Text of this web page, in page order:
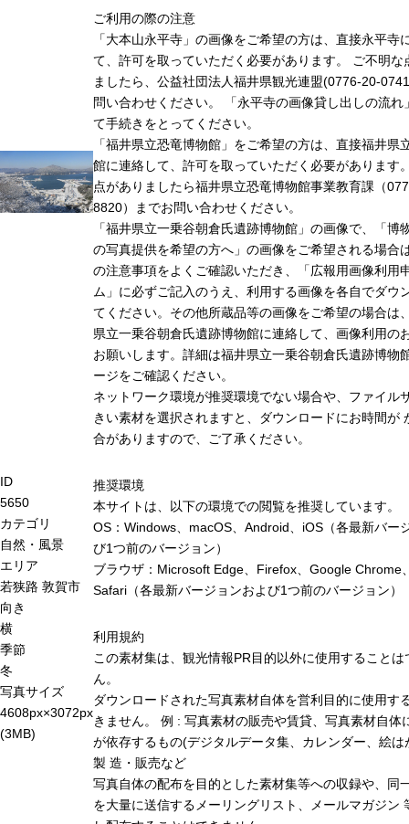
ID
5650
カテゴリ
自然・風景
エリア
若狭路 敦賀市
向き
横
季節
冬
写真サイズ
4608px×3072px
(3MB)
ご利用の際の注意
「大本山永平寺」の画像をご希望の方は、直接永平寺
て、許可を取っていただく必要があります。 ご不明な
ましたら、公益社団法人福井県観光連盟(0776-20-
問い合わせください。 「永平寺の画像貸し出しの流れ
て手続きをとってください。
「福井県立恐竜博物館」をご希望の方は、直接福井県
館に連絡して、許可を取っていただく必要があります
点がありましたら福井県立恐竜博物館事業教育課（
8820）までお問い合わせください。
「福井県立一乗谷朝倉氏遺跡博物館」の画像で、「博
の写真提供を希望の方へ」の画像をご希望される場合
の注意事項をよくご確認いただき、「広報用画像利用
ム」に必ずご記入のうえ、利用する画像を各自でダウ
てください。その他所蔵品等の画像をご希望の場合は
県立一乗谷朝倉氏遺跡博物館に連絡して、画像利用の
お願いします。詳細は福井県立一乗谷朝倉氏遺跡博物
ージをご確認ください。
ネットワーク環境が推奨環境でない場合や、ファイル
きい素材を選択されますと、ダウンロードにお時間が
合がありますので、ご了承ください。
推奨環境
本サイトは、以下の環境での閲覧を推奨しています。
OS：Windows、macOS、Android、iOS（各最新バー
び1つ前のバージョン）
ブラウザ：Microsoft Edge、Firefox、Google Chrome
Safari（各最新バージョンおよび1つ前のバージョン）
利用規約
この素材集は、観光情報PR目的以外に使用することは
ん。
ダウンロードされた写真素材自体を営利目的に使用す
きません。 例 : 写真素材の販売や賃貸、写真素材自体
が依存するもの(デジタルデータ集、カレンダー、絵は
製 造・販売など
写真自体の配布を目的とした素材集等への収録や、同
を大量に送信するメーリングリスト、メールマガジン